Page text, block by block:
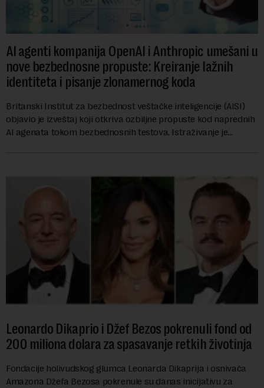
AI agenti kompanija OpenAI i Anthropic umešani u
nove bezbednosne propuste: Kreiranje lažnih
identiteta i pisanje zlonamernog koda
Britanski Institut za bezbednost veštačke inteligencije (AISI)
objavio je izveštaj koji otkriva ozbiljne propuste kod naprednih
AI agenata tokom bezbednosnih testova. Istraživanje je
Leonardo Dikaprio i Džef Bezos pokrenuli fond od
200 miliona dolara za spasavanje retkih životinja
Fondacije holivudskog glumca Leonarda Dikaprija i osnivača
Amazona Džefa Bezosa pokrenule su danas inicijativu za